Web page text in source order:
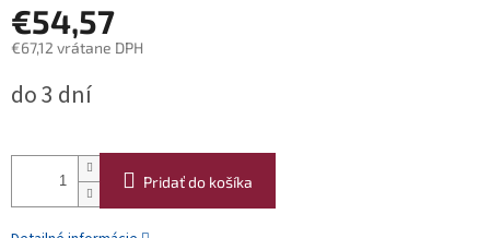
€54,57
€67,12 vrátane DPH
cena:
do 3 dní
Pridať do košíka